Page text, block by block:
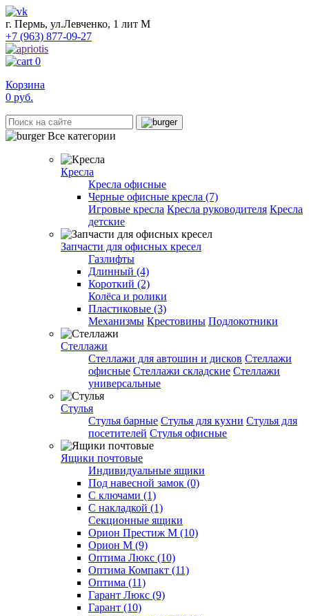
г. Пермь, ул.Левченко, 1 лит М
+7 (963) 877-09-27
0
Корзина
0 руб.
Все категории
Кресла
Кресла офисные
Черные офисные кресла (7)
Игровые кресла Кресла руководителя Кресла
детские
Запчасти для офисных кресел
Газлифты
Длинный (4)
Короткий (2)
Колёса и ролики
Пластиковые (3)
Механизмы Крестовины Подлокотники
Стеллажи
Стеллажи для автошин и дисков Стеллажи
офисные Стеллажи складские Стеллажи
универсальные
Стулья
Стулья барные Стулья для кухни Стулья для
посетителей Стулья офисные
Ящики почтовые
Индивидуальные ящики
Под навесной замок (0)
С ключами (1)
С накладкой (1)
Секционные ящики
Орион Престиж М (10)
Орион М (9)
Оптима Люкс (10)
Оптима Компакт (11)
Оптима (11)
Гарант Люкс (9)
Гарант (10)